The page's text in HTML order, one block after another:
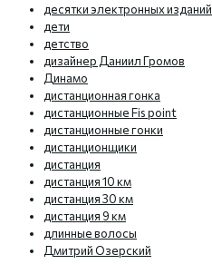
десятки электронных изданий
дети
детство
дизайнер Даниил Громов
Динамо
дистанционная гонка
дистанционные Fis point
дистанционные гонки
дистанционщики
дистанция
дистанция 10 км
дистанция 30 км
дистанция 9 км
длинные волосы
Дмитрий Озерский